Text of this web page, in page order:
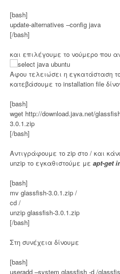
[bash]
update-alternatives –config java
[/bash]
και επιλέγουμε το νούμερο που
Αφου τελειώσει η εγκατάσταση
κατεβάσουμε το installation file
[bash]
wget http://download.java.net/
3.0.1.zip
[/bash]
Αντιγράφουμε το zip στο / και
unzip το εγκαθιστούμε με apt-get
[bash]
mv glassfish-3.0.1.zip /
cd /
unzip glassfish-3.0.1.zip
[/bash]
Στη συνέχεια δίνουμε
[bash]
useradd –system glassfish -d /